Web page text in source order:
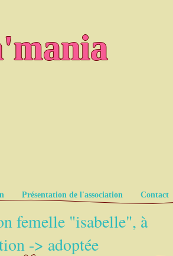
Présentation de l'association Contact
femelle "isabelle", à
-> adoptée